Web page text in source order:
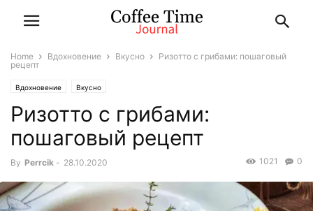
Home Вдохновение Вкусно
Ризотто с грибами: пошаговый
рецепт
Вдохновение Вкусно
Ризотто с грибами:
пошаговый рецепт
By Perrcik - 28.10.2020 0
1021